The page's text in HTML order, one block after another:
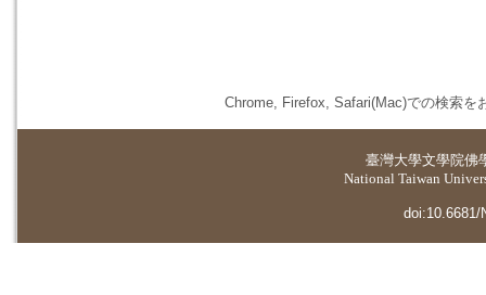
Chrome, Firefox, Safari(Mac)での検索を
臺灣大學文學院佛
National Taiwan
doi:10.6681/